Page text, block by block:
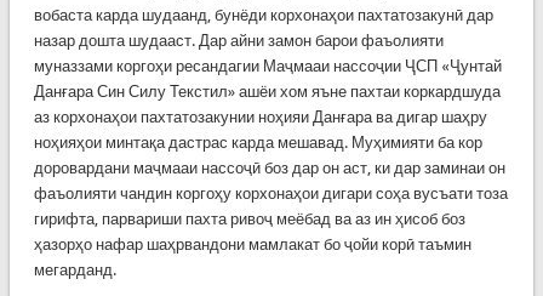
вобаста карда шудаанд, бунёди корхонаҳои пахтатозакунӣ дар
назар дошта шудааст. Дар айни замон барои фаъолияти
муназзами коргоҳи ресандагии Маҷмааи нассоҷии ҶСП «Ҷунтай
Данғара Син Силу Текстил» ашёи хом яъне пахтаи коркардшуда
аз корхонаҳои пахтатозакунии ноҳияи Данғара ва дигар шаҳру
ноҳияҳои минтақа дастрас карда мешавад. Муҳимияти ба кор
доровардани маҷмааи нассоҷӣ боз дар он аст, ки дар заминаи он
фаъолияти чандин коргоҳу корхонаҳои дигари соҳа вусъати тоза
гирифта, парвариши пахта ривоҷ меёбад ва аз ин ҳисоб боз
ҳазорҳо нафар шаҳрвандони мамлакат бо ҷойи корӣ таъмин
мегарданд.